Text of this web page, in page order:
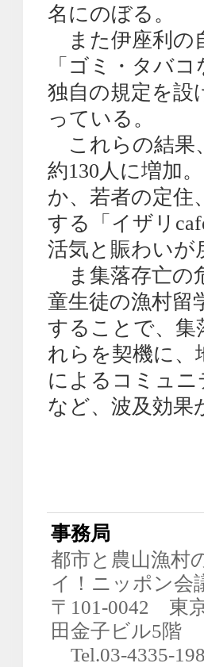
名にのぼる。
また伊座利の
「ゴミ・タバ
独自の規定を設
っている。
これらの結果
約130人に増加
か、若者の定住
する「イザリ
活気と賑わいが
ま集落存亡の
童生徒の漁村留
することで、集
れらを契機に、
によるコミュ
など、波及効果
事務局
都市と農山漁村
イ！ニッポン会
〒101-0042 東
田金子ビル5階
Tel.03-4335-